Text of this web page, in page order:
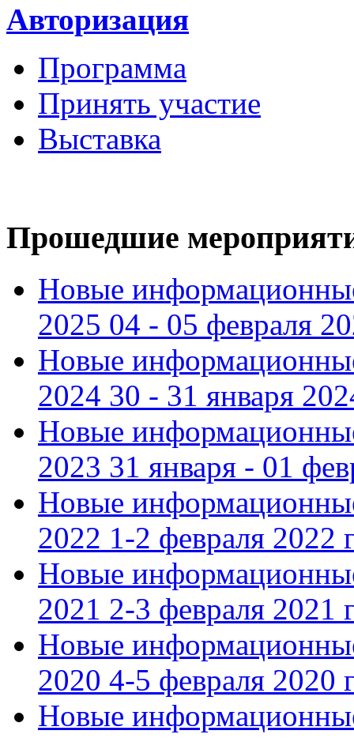
Авторизация
Программа
Принять участие
Выставка
Прошедшие
Новые
2025 04 - 05 февраля
Новые
2024 30 - 31 января
Новые
2023 31 января - 01
Новые
2022 1-2 февраля 2022
Новые
2021 2-3 февраля 2021
Новые
2020 4-5 февраля 2020
Новые